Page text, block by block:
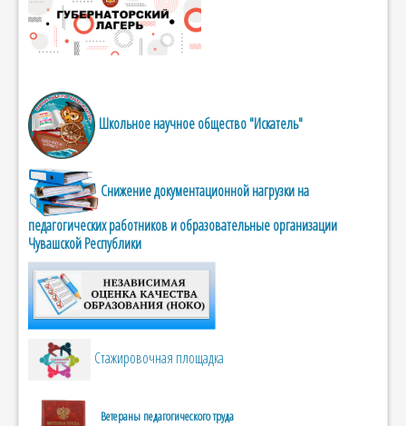
Школьное научное общество "Искатель"
Снижение документационной нагрузки на
педагогических работников и образовательные организации
Чувашской Республики
Стажировочная площадка
Ветераны педагогического труда